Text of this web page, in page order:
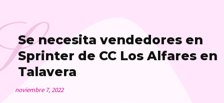
Se necesita vendedores en
Sprinter de CC Los Alfares en
Talavera
noviembre 7, 2022